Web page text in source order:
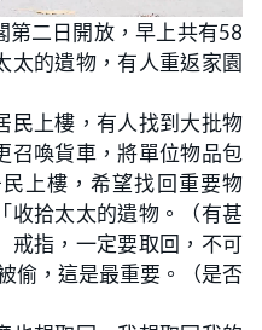
第二日開放，早上共有58
太的遺物，有人重返家園
民上樓，有人找到大批物
召喚貨車，將單位物品包
上樓，希望找回重要物
收拾太太的遺物。（有甚
戒指，一定要取回，不可
偷，這是最重要。（是否